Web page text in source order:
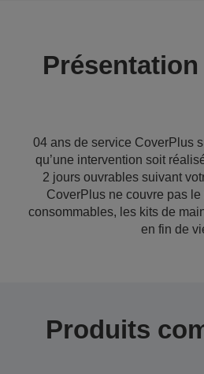
04 ans de service CoverPlus
qu’une intervention soit
2 jours ouvrables suivant
CoverPlus ne couvre pas
consommables, les kits de
en fin de
Produits